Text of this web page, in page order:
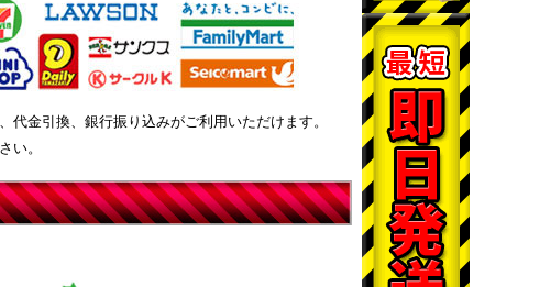
金引換、銀行振り込みがご利用いただけます。
い。